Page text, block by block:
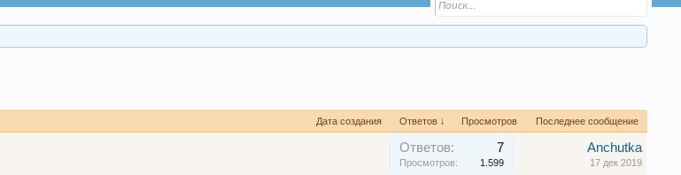
Дата создания Ответов ↓ Просмотров Последнее сообщение
Ответов: 7
Просмотров: 1.599
Anchutka
17 дек 2019